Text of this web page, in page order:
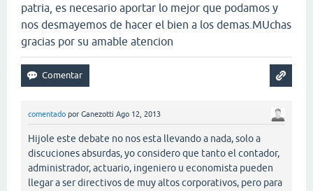
patria, es necesario aportar lo mejor que podamos y
nos desmayemos de hacer el bien a los demas.MUchas
gracias por su amable atencion
comentado por Ganezotti Ago 12, 2013
Hijole este debate no nos esta llevando a nada, solo a
discuciones absurdas, yo considero que tanto el contador,
administrador, actuario, ingeniero u economista pueden
llegar a ser directivos de muy altos corporativos, pero para